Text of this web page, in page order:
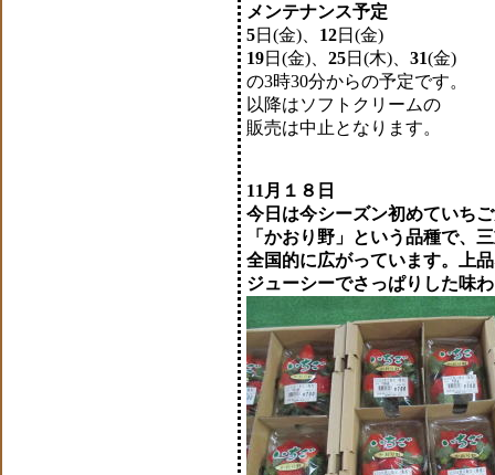
メンテナンス予定
5日(金)、 12日(金)
19日(金)、 25日(木)、 31(金)
の3時30分からの予定です。
以降はソフトクリームの
販売は中止となります。
11月１８日
今日は今シーズン初めていち
「かおり野」という品種で、
全国的に広がっています。上
ジューシーでさっぱりした味